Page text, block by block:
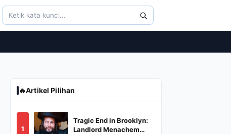
🔥Artikel Pilihan
1
Tragic End in Brooklyn:
Landlord Menachem